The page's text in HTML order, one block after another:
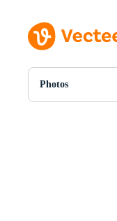
Photos
Toutes Images